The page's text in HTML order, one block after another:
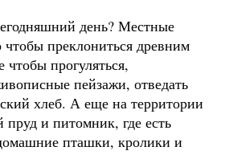
день? Местные
чтобы преклониться древним
прогуляться,
пейзажи, отведать
хлеб. А еще на территории
пруд и питомник, где есть
пташки, кролики и